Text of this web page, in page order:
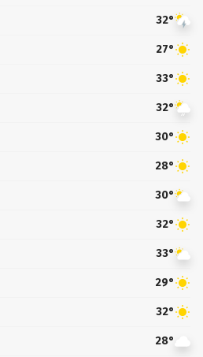
32°
27°
33°
32°
30°
28°
30°
32°
33°
29°
32°
28°